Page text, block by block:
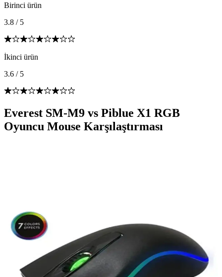
Birinci ürün
3.8 / 5
İkinci ürün
3.6 / 5
Everest SM-M9 vs Piblue X1 RGB
Oyuncu Mouse Karşılaştırması